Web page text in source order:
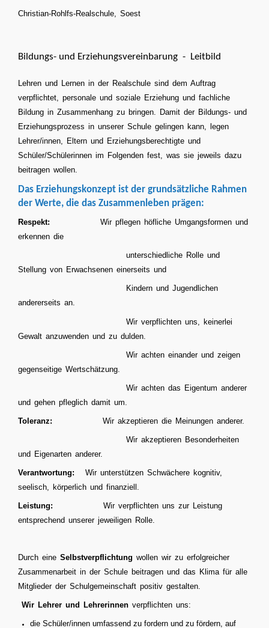
Christian-Rohlfs-Realschule, Soest
Bildungs- und Erziehungsvereinbarung - Leitbild
Lehren und Lernen in der Realschule sind dem Auftrag
verpflichtet, personale und soziale Erziehung und fachliche
Bildung in Zusammenhang zu bringen. Damit der Bildungs- und
Erziehungsprozess in unserer Schule gelingen kann, legen
Lehrer/innen, Eltern und Erziehungsberechtigte und
Schüler/Schülerinnen im Folgenden fest, was sie jeweils dazu
beitragen wollen.
Das Erziehungskonzept ist der grundsätzliche Rahmen
der Werte, die das Zusammenleben prägen:
Respekt:
Wir pflegen höfliche Umgangsformen und
erkennen die
unterschiedliche Rolle und
Stellung von Erwachsenen einerseits und
Kindern und Jugendlichen
andererseits an.
Wir verpflichten uns, keinerlei
Gewalt anzuwenden und zu dulden.
Wir achten einander und zeigen
gegenseitige Wertschätzung.
Wir achten das Eigentum anderer
und gehen pfleglich damit um.
Toleranz: Wir akzeptieren die Meinungen anderer.
Wir akzeptieren Besonderheiten
und Eigenarten anderer.
Verantwortung: Wir unterstützen Schwächere kognitiv,
seelisch, körperlich und finanziell.
Leistung: Wir verpflichten uns zur Leistung
entsprechend unserer jeweiligen Rolle.
Durch eine Selbstverpflichtung wollen wir zu erfolgreicher
Zusammenarbeit in der Schule beitragen und das Klima für alle
Mitglieder der Schulgemeinschaft positiv gestalten.
Wir Lehrer und Lehrerinnen verpflichten uns:
die Schüler/innen umfassend zu fordern und zu fördern, auf